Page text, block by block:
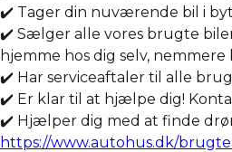
✔️ Tager din nuværende bil i
✔️ Sælger alle vores brugte
hjemme hos dig selv,
✔️ Har serviceaftaler til alle
✔️ Er klar til at hjælpe dig!
✔️ Hjælper dig med at finde
https://www.autohus.dk/